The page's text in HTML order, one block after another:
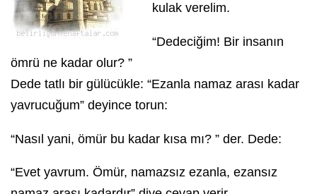
kulak verelim.
“Dedeciğim! Bir insanın
ömrü ne kadar olur? ”
Dede tatlı bir gülücükle: “Ezanla namaz arası kadar
yavrucuğum” deyince torun:
“Nasıl yani, ömür bu kadar kısa mı? ” der. Dede:
“Evet yavrum. Ömür, namazsız ezanla, ezansız